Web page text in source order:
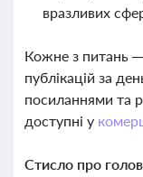
вразливих
Кожне з питань
публікацій за
посиланнями та
доступні у
Стисло про